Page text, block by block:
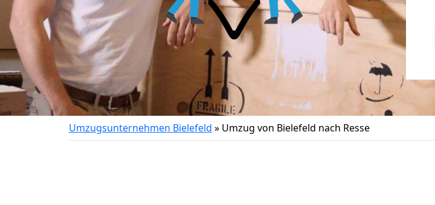
Umzugsunternehmen Bielefeld » Umzug von Bielefeld nach Resse